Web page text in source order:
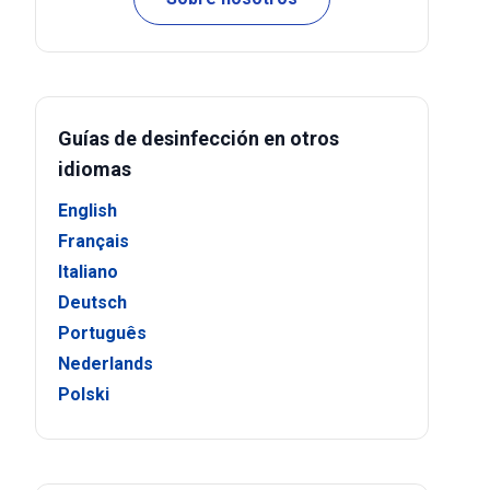
Guías de desinfección en otros
idiomas
English
Français
Italiano
Deutsch
Português
Nederlands
Polski